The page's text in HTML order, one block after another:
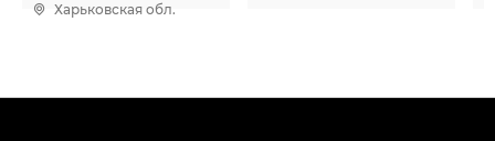
Харьковская обл.